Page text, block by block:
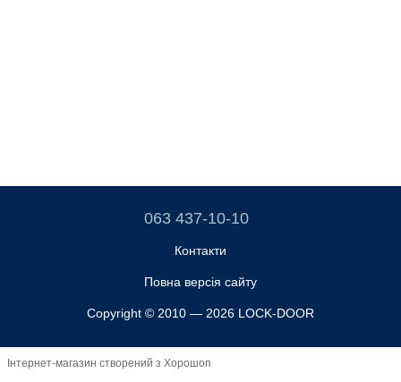
063 437-10-10
Контакти
Повна версія сайту
Copyright © 2010 — 2026 LOCK-DOOR
Інтернет-магазин створений з Хорошоп